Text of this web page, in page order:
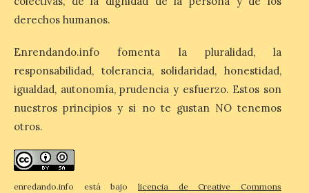
Conceyu País Llionés y el Diario de
Turismo, Ocio e Información para
jóvenes “Enredando.info”. Eduardo
Camarzius fest: frente al
macroevento, un festival
cultural transformador
que apuesta por el legado.
6 Ago 2026
derechos humanos.
Enrendando.info fomenta la pluralidad, la
responsabilidad, tolerancia, solidaridad, honestidad,
igualdad, autonomía, prudencia y esfuerzo. Estos son
nuestros principios y si no te gustan NO tenemos
otros.
enredando.info está bajo licencia de Creative Commons